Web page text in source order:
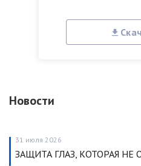
Новости
31 июля 2026
ЗАЩИТА ГЛАЗ, КОТОРАЯ НЕ